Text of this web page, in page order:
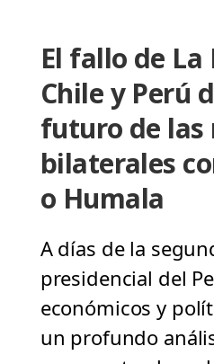
El fallo de
Chile y Perú
futuro de las
bilaterales
o Humala
A días de la
presidencial del
económicos y
un profundo